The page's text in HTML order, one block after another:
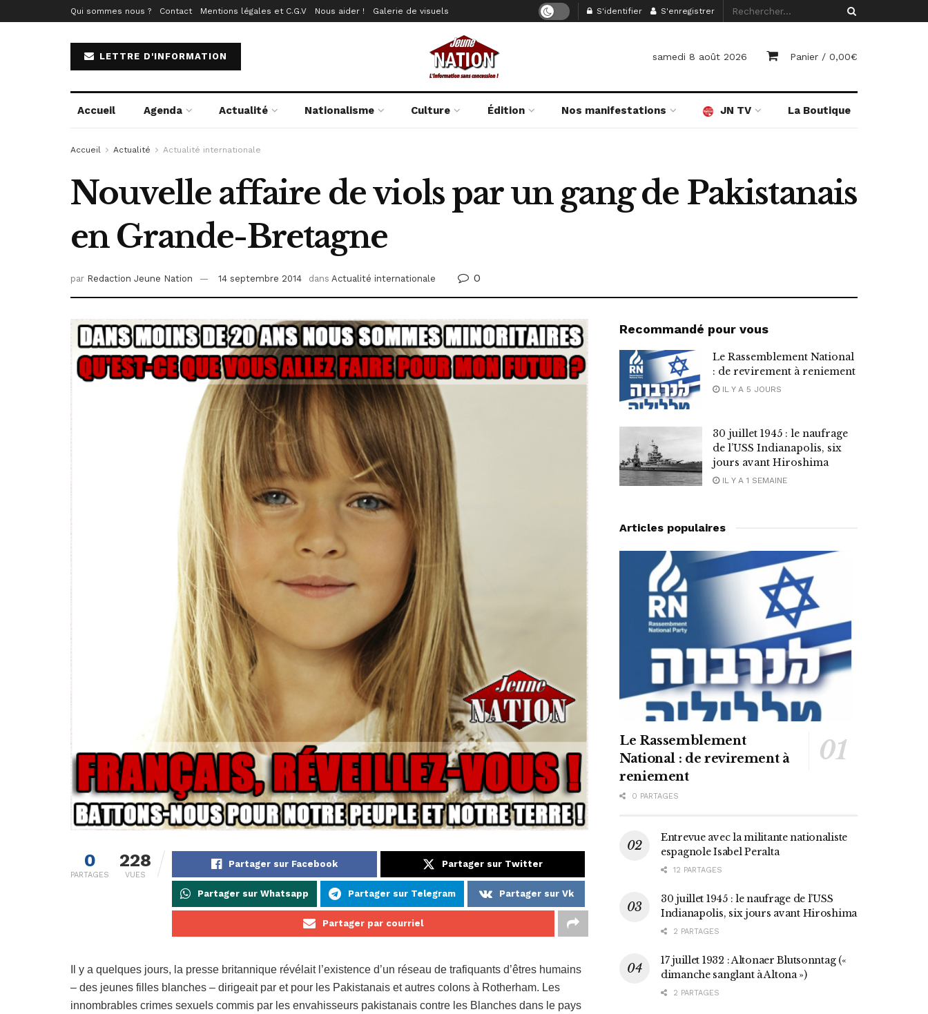
Qui sommes nous ? Contact Mentions légales et C.G.V Nous aider ! Galerie de visuels S'identifier S'enregistrer
LETTRE D'INFORMATION samedi 8 août 2026 Panier / 0,00€
Accueil Agenda Actualité Nationalisme Culture Édition Nos manifestations JN TV La Boutique
Accueil Actualité Actualité internationale
Nouvelle affaire de viols par un gang de Pakistanais
en Grande-Bretagne
par Redaction Jeune Nation 14 septembre 2014 dans Actualité internationale 0
0
PARTAGES
228
VUES
Partager sur Facebook Partager sur Twitter
Partager sur Whatsapp Partager sur Telegram Partager sur Vk
Partager par courriel
Il y a quelques jours, la presse britannique révélait l’existence d’un réseau de trafiquants d’êtres humains
– des jeunes filles blanches – dirigeait par et pour les Pakistanais et autres colons à Rotherham. Les
innombrables crimes sexuels commis par les envahisseurs pakistanais contre les Blanches dans le pays
Recommandé pour vous
Le Rassemblement National
: de revirement à reniement
IL Y A 5 JOURS
30 juillet 1945 : le naufrage
de l’USS Indianapolis, six
jours avant Hiroshima
IL Y A 1 SEMAINE
Articles populaires
Le Rassemblement
National : de revirement à
reniement
0 PARTAGES
Entrevue avec la militante nationaliste
espagnole Isabel Peralta
12 PARTAGES
30 juillet 1945 : le naufrage de l’USS
Indianapolis, six jours avant Hiroshima
2 PARTAGES
17 juillet 1932 : Altonaer Blutsonntag («
dimanche sanglant à Altona »)
2 PARTAGES